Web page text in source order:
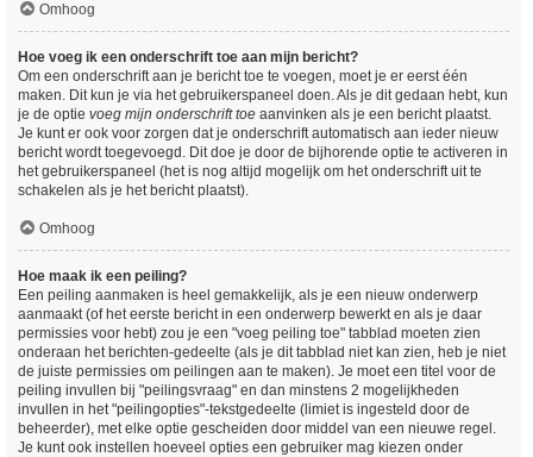
Omhoog
Hoe voeg ik een onderschrift toe aan mijn bericht?
Om een onderschrift aan je bericht toe te voegen, moet je er eerst één
maken. Dit kun je via het gebruikerspaneel doen. Als je dit gedaan hebt, kun
je de optie voeg mijn onderschrift toe aanvinken als je een bericht plaatst.
Je kunt er ook voor zorgen dat je onderschrift automatisch aan ieder nieuw
bericht wordt toegevoegd. Dit doe je door de bijhorende optie te activeren in
het gebruikerspaneel (het is nog altijd mogelijk om het onderschrift uit te
schakelen als je het bericht plaatst).
Omhoog
Hoe maak ik een peiling?
Een peiling aanmaken is heel gemakkelijk, als je een nieuw onderwerp
aanmaakt (of het eerste bericht in een onderwerp bewerkt en als je daar
permissies voor hebt) zou je een "voeg peiling toe" tabblad moeten zien
onderaan het berichten-gedeelte (als je dit tabblad niet kan zien, heb je niet
de juiste permissies om peilingen aan te maken). Je moet een titel voor de
peiling invullen bij "peilingsvraag" en dan minstens 2 mogelijkheden
invullen in het "peilingopties"-tekstgedeelte (limiet is ingesteld door de
beheerder), met elke optie gescheiden door middel van een nieuwe regel.
Je kunt ook instellen hoeveel opties een gebruiker mag kiezen onder